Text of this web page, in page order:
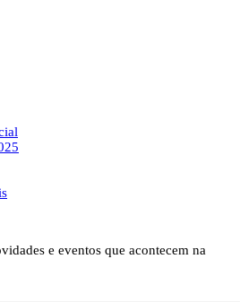
e eventos que acontecem na